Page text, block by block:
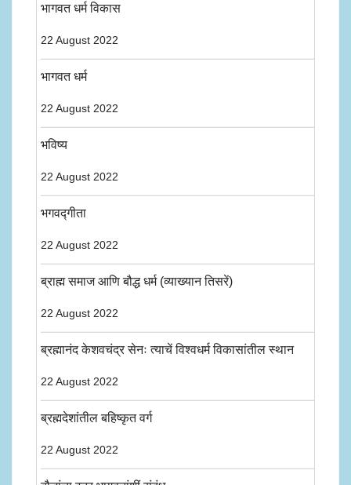
भागवत धर्म विकास
22 August 2022
भागवत धर्म
22 August 2022
भविष्य
22 August 2022
भगवद्गीता
22 August 2022
ब्राह्म समाज आणि बौद्ध धर्म (व्याख्यान तिसरें)
22 August 2022
ब्रह्मानंद केशवचंद्र सेनः त्याचें विश्वधर्म विकासांतील स्थान
22 August 2022
ब्रह्मदेशांतील बहिष्कृत वर्ग
22 August 2022